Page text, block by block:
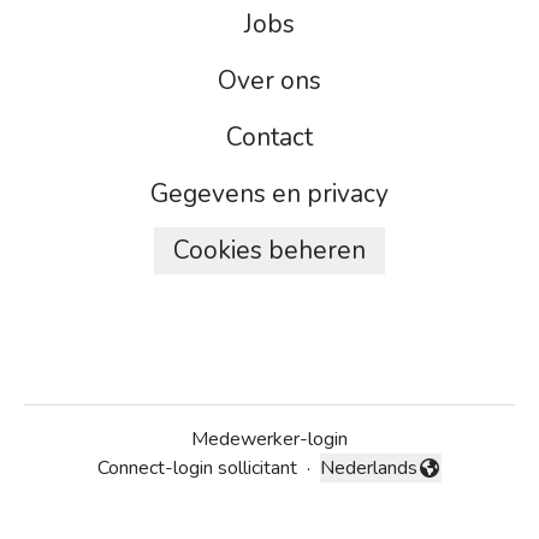
Jobs
Over ons
Contact
Gegevens en privacy
Cookies beheren
Medewerker-login
Connect-login sollicitant · Taal wijzigen
Nederlands